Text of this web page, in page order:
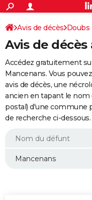
ACTUALITÉS
Politique
Société
Faits Divers
Education
Monde
Villes
+
SPORT
Coupe du monde 2026
Football
Tennis
Cyclisme
Rugby
Forum
Programme TV
TNTStreaming
Cinéma
Sorties cinéma
Musique
+
FINANCE
Retraite
Impôts
Epargne
Immobilier
Risques naturels par ville
Banque
Assurance
Crédit
AUTO
Essais
Réserver un essai
Citadines
Berlines
SUV
Forum auto
+
HIGH-TECH
BRICOLAGE
WEEK-END
Avis de décès Doubs
Avis de décès
Accédez gratuitement
Mancenans. Vous
avis de décès, une
ancien en tapant le nom
postal) d'une commune
de recherche ci-dessous.